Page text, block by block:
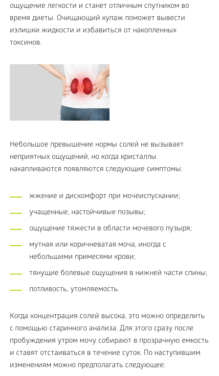
ощущение легкости и станет отличным спутником во
время диеты. Очищающий купаж поможет вывести
излишки жидкости и избавиться от накопленных
токсинов.
Небольшое превышение нормы солей не вызывает
неприятных ощущений, но когда кристаллы
накапливаются появляются следующие симптомы:
жжение и дискомфорт при мочеиспускании;
учащенные, настойчивые позывы;
ощущение тяжести в области мочевого пузыря;
мутная или коричневатая моча, иногда с
небольшими примесями крови;
тянущие болевые ощущения в нижней части спины;
потливость, утомляемость.
Когда концентрация солей высока, это можно определить
с помощью старинного анализа. Для этого сразу после
пробуждения утром мочу собирают в прозрачную емкость
и ставят отстаиваться в течение суток. По наступившим
изменениям можно предполагать следующее: